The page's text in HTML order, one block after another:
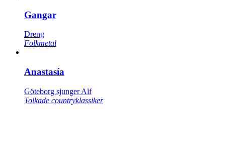
Gangar
Dreng
Folkmetal
Anastasía
Göteborg sjunger Alf
Tolkade countryklassiker